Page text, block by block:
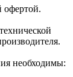
офертой.
необходимы: